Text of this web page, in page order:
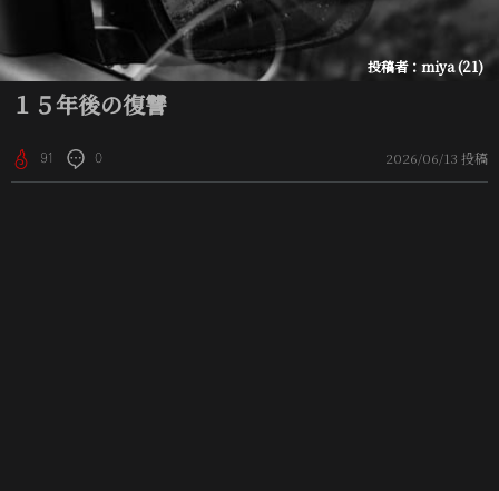
投稿者：miya (21)
１５年後の復讐
91 0 2026/06/13 投稿